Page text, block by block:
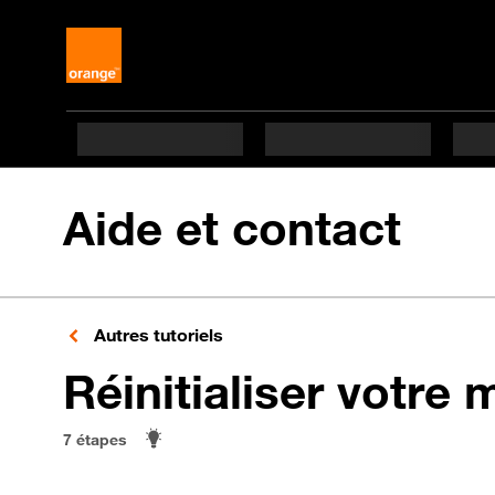
Aide et contact
Autres tutoriels
Réinitialiser votre
7 étapes